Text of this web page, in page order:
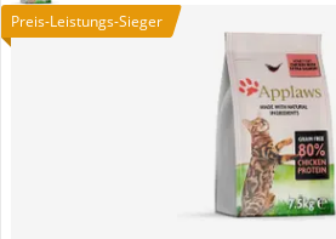
Preis-Leistungs-Sieger